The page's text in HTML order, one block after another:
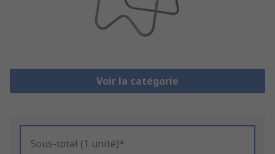
Voir la catégorie
Sous-total (1 unité)*